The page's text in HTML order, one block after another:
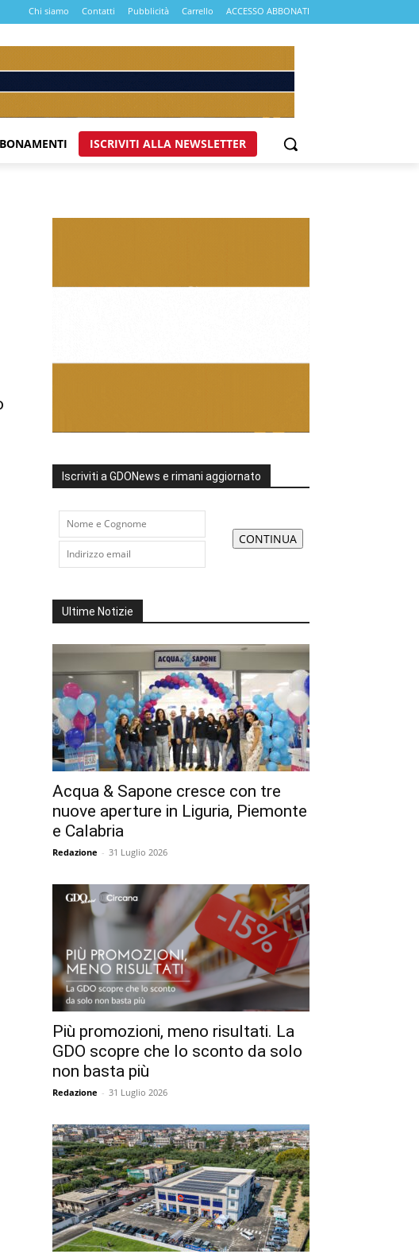
Chi siamo Contatti Pubblicità Carrello ACCESSO ABBONATI
ISCRIVITI ALLA NEWSLETTER
Iscriviti a GDONews e rimani aggiornato
Ultime Notizie
Acqua & Sapone cresce con tre
nuove aperture in Liguria, Piemonte
e Calabria
Redazione - 31 Luglio 2026
Più promozioni, meno risultati. La
GDO scopre che lo sconto da solo
non basta più
Redazione - 31 Luglio 2026